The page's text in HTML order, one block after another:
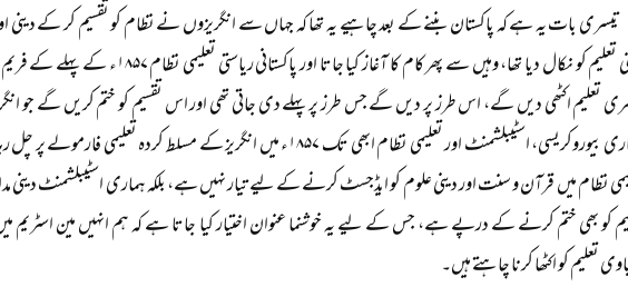
تیسری بات یہ ہے کہ پاکستان بننے کے بعد چاہیے یہ تھا کہ جہاں سے انگریزوں نے نظام کو تقسیم کر کے دینی
دینی تعلیم کو نکال دیا تھا، وہیں سے پھر کام کا آغاز
تعلیم اکٹھی دیں گے، اس طرز پر دیں گے جس طرز پر پہلے دی جاتی تھی اور اس تقسیم کو ختم کریں گے جو
ہماری بیوروکریسی، اسٹیبلشمنٹ اور تعلیمی نظام ابھی تک ۱۸۵۷ء میں انگریز کے مسلط
نظام میں قرآن و سنت اور دینی علوم کو ایڈجسٹ کرنے کے لیے تیار نہیں ہے، بلکہ ہماری اسٹیبلشمنٹ دینی
کو بھی ختم کرنے کے درپے ہے، جس کے لیے یہ خوشنما عنوان اختیار کیا جاتا ہے کہ ہم انہیں مین اسٹریم
تعلیم کو اکٹھا کرنا چاہتے ہیں۔